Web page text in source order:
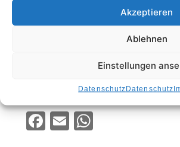
Akzeptieren
Ablehnen
Einstellungen
DatenschutzDatenschutz
Handwerk & Dienstleistungen
Inhalt teilen:
Facebook
Email